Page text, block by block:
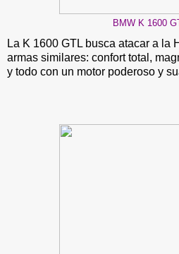
BMW K 1600
La K 1600 GTL busca atacar a la
armas similares: confort total,
y todo con un motor poderoso y